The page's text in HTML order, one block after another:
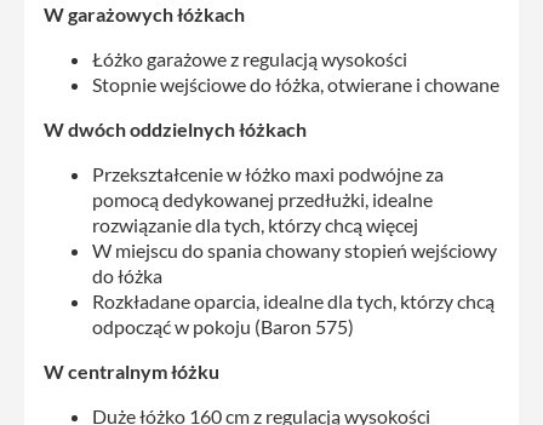
W garażowych łóżkach
Łóżko garażowe z regulacją wysokości
Stopnie wejściowe do łóżka, otwierane i chowane
W dwóch oddzielnych łóżkach
Przekształcenie w łóżko maxi podwójne za
pomocą dedykowanej przedłużki, idealne
rozwiązanie dla tych, którzy chcą więcej
W miejscu do spania chowany stopień wejściowy
do łóżka
Rozkładane oparcia, idealne dla tych, którzy chcą
odpocząć w pokoju (Baron 575)
W centralnym łóżku
Duże łóżko 160 cm z regulacją wysokości